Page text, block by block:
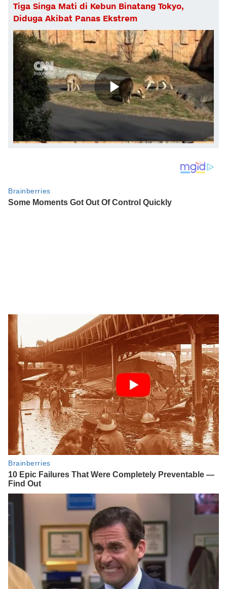
Tiga Singa Mati di Kebun Binatang Tokyo,
Diduga Akibat Panas Ekstrem